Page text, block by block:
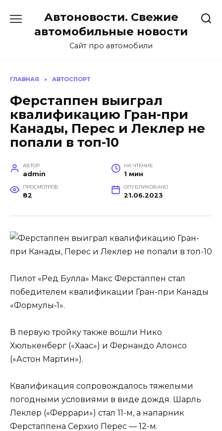
содержанию
Автоновости. Свежие
автомобильные новости
Сайт про автомобили
ГЛАВНАЯ » АВТОСПОРТ
Ферстаппен выиграл
квалификацию Гран-при
Канады, Перес и Леклер не
попали в топ-10
АВТОР
admin
НА ЧТЕНИЕ
1 мин
ПРОСМОТРОВ
82
ОПУБЛИКОВАНО
21.06.2023
Пилот «Ред Булла» Макс Ферстаппен стал
победителем квалификации Гран-при Канады
«Формулы‑1».
В первую тройку также вошли Нико
Хюлькенберг («Хаас») и Фернандо Алонсо
(«Астон Мартин»).
Квалификация сопровождалось тяжелыми
погодными условиями в виде дождя. Шарль
Леклер («Феррари») стал 11-м, а напарник
Ферстаппена Серхио Перес — 12-м.